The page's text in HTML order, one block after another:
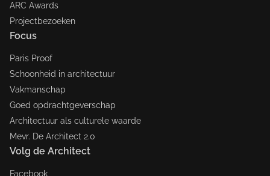
ARC Awards
Projectbezoeken
Focus
Paris Proof
Schoonheid in architectuur
Vakmanschap
Goed opdrachtgeverschap
Architectuur als culturele waarde
Mevr. De Architect 2.0
Volg de Architect
Facebook